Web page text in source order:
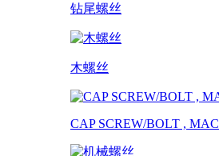
钻尾螺丝
木螺丝
CAP SCREW/BOLT ,